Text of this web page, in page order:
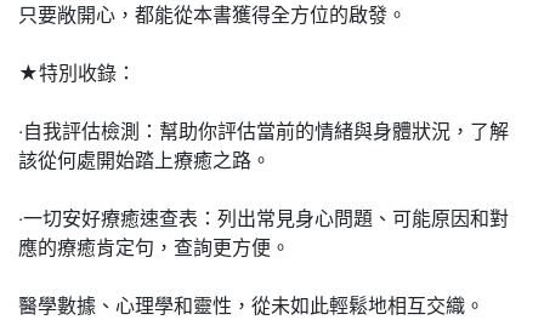
只要敞開心，都能從本書獲得全方位的啟發。
★特別收錄：
‧自我評估檢測：幫助你評估當前的情緒與身體狀況，了解
該從何處開始踏上療癒之路。
‧一切安好療癒速查表：列出常見身心問題、可能原因和對
應的療癒肯定句，查詢更方便。
醫學數據、心理學和靈性，從未如此輕鬆地相互交織。